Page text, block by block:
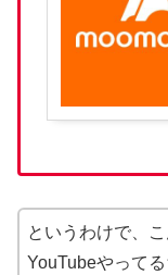
というわけで、
YouTubeやってる